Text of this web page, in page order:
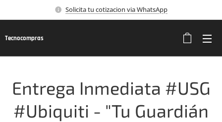
Solicita tu cotizacion via WhatsApp
Tecnocompras
Entrega Inmediata #USG
#Ubiquiti - "Tu Guardián